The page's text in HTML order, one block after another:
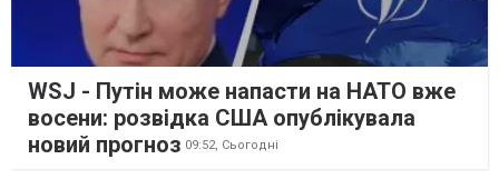
WSJ - Путін може напасти на НАТО вже
восени: розвідка США опублікувала
новий прогноз 09:52, Сьогодні